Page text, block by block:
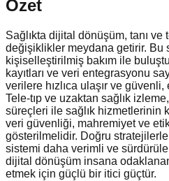
Özet
Sağlıkta dijital dönüşüm, tanı
değişiklikler meydana getirir. Bu
kişiselleştirilmiş bakım ile
kayıtları ve veri entegrasyonu
verilere hızlıca ulaşır ve
Tele-tıp ve uzaktan sağlık
süreçleri ile sağlık hizmetlerinin
veri güvenliği, mahremiyet ve
gösterilmelidir. Doğru stratejilerle
sistemi daha verimli ve
dijital dönüşüm insana
etmek için güçlü bir itici güçtür.